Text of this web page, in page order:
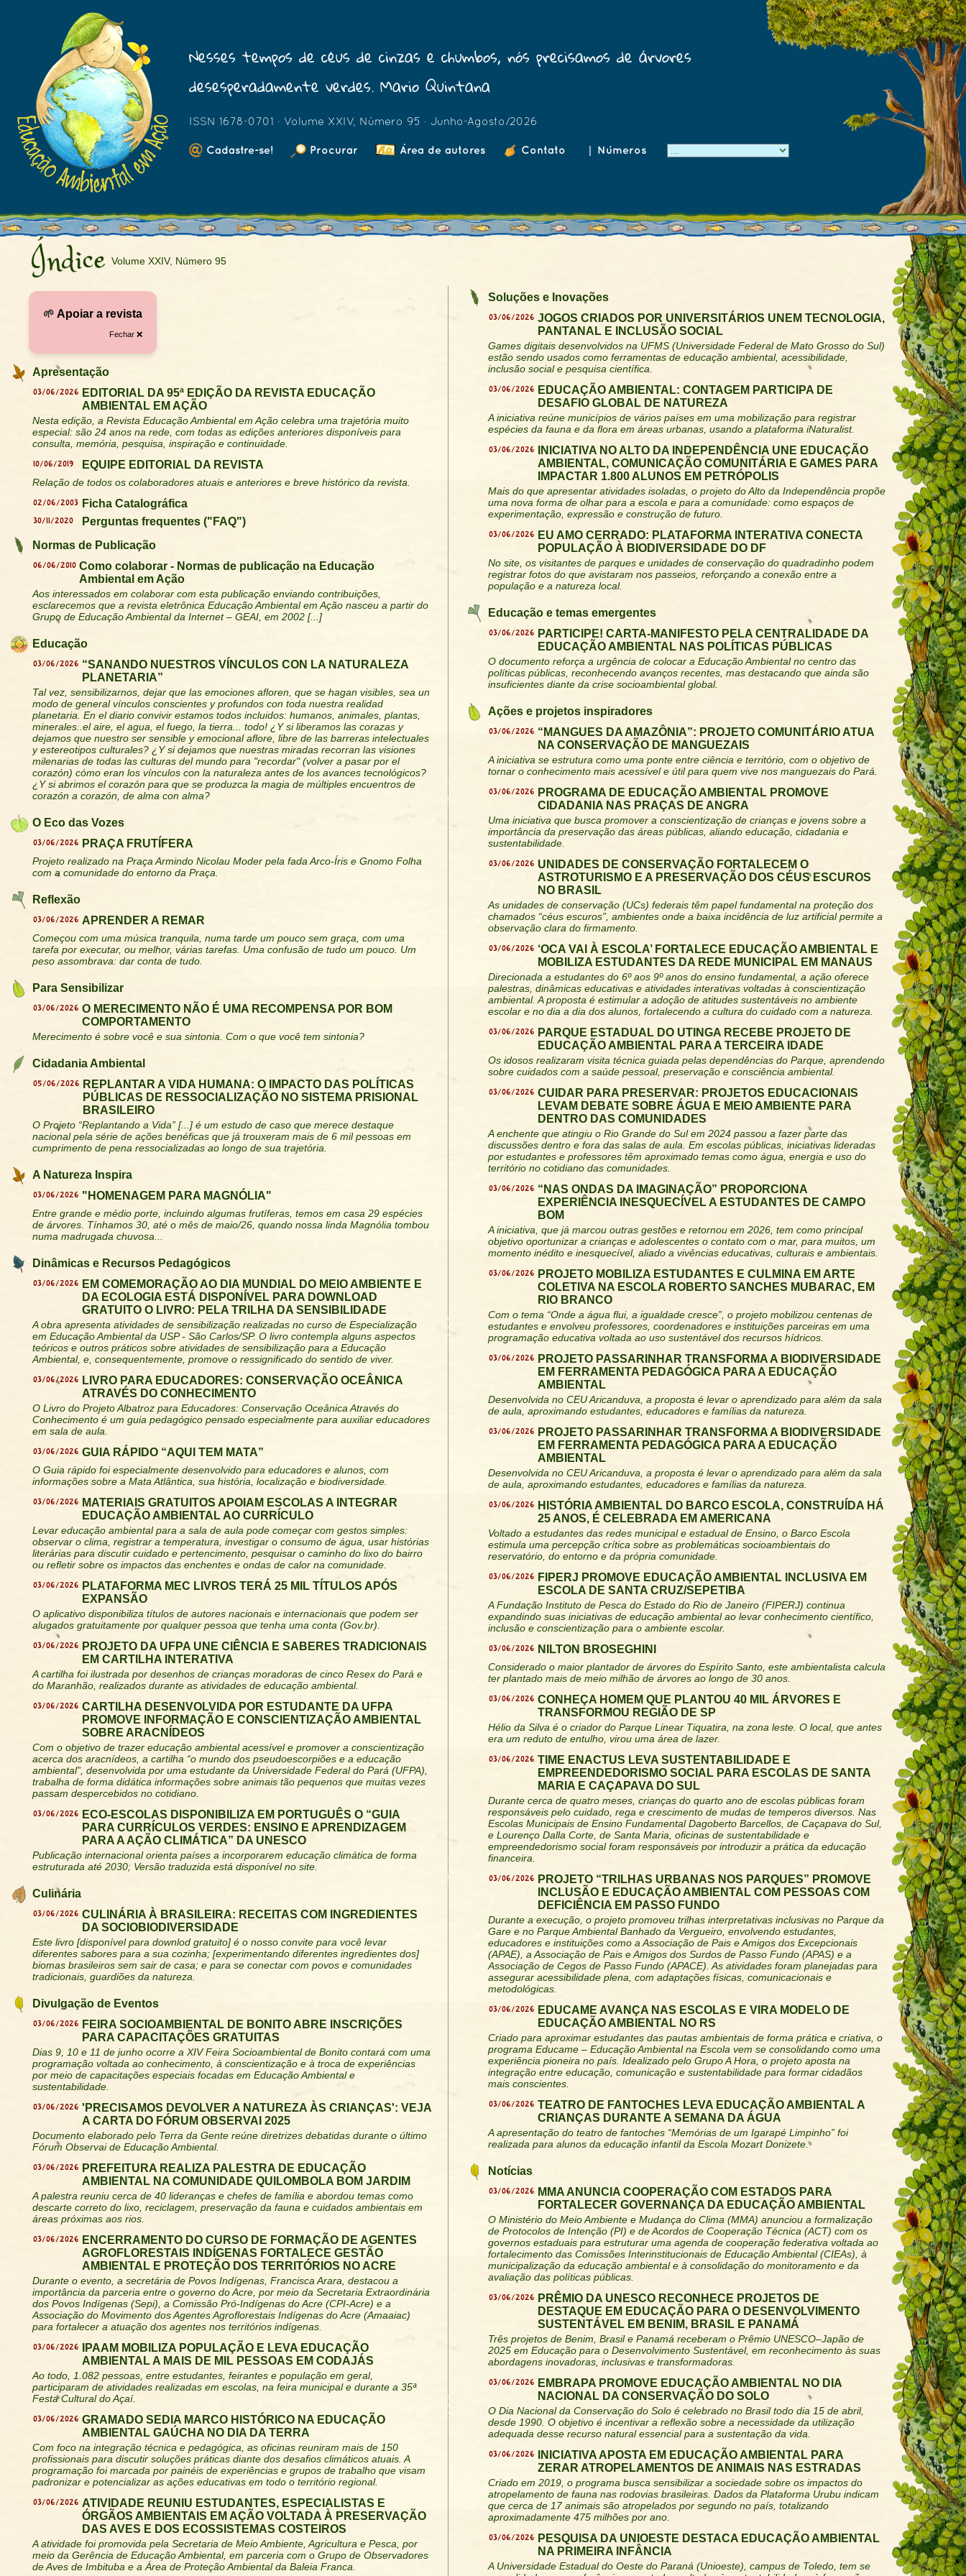
Nesses tempos de céus de cinzas e chumbos, nós precisamos de árvores
desesperadamente verdes. Mario Quintana
ISSN 1678-0701 · Volume XXIV, Número 95 · Junho-Agosto/2026
Cadastre-se! Procurar Área de autores Contato | Números
Índice Volume XXIV, Número 95
🌱 Apoiar a revista
Fechar ❌
Apresentação
03/06/2026 EDITORIAL DA 95ª EDIÇÃO DA REVISTA EDUCAÇÃO
AMBIENTAL EM AÇÃO
Nesta edição, a Revista Educação Ambiental em Ação celebra uma trajetória muito
especial: são 24 anos na rede, com todas as edições anteriores disponíveis para
consulta, memória, pesquisa, inspiração e continuidade.
10/06/2019 EQUIPE EDITORIAL DA REVISTA
Relação de todos os colaboradores atuais e anteriores e breve histórico da revista.
02/06/2003 Ficha Catalográfica
30/11/2020
Perguntas frequentes ("FAQ")
Normas de Publicação
06/06/2010 Como colaborar - Normas de publicação na Educação
Ambiental em Ação
Aos interessados em colaborar com esta publicação enviando contribuições,
esclarecemos que a revista eletrônica Educação Ambiental em Ação nasceu a partir do
Grupo de Educação Ambiental da Internet – GEAI, em 2002 [...]
Educação
03/06/2026 “SANANDO NUESTROS VÍNCULOS CON LA NATURALEZA
PLANETARIA”
Tal vez, sensibilizarnos, dejar que las emociones afloren, que se hagan visibles, sea un
modo de general vínculos conscientes y profundos con toda nuestra realidad
planetaria. En el diario convivir estamos todos incluidos: humanos, animales, plantas,
minerales..el aire, el agua, el fuego, la tierra... todo! ¿Y si liberamos las corazas y
dejamos que nuestro ser sensible y emocional aflore, libre de las barreras intelectuales
y estereotipos culturales? ¿Y si dejamos que nuestras miradas recorran las visiones
milenarias de todas las culturas del mundo para "recordar" (volver a pasar por el
corazón) cómo eran los vínculos con la naturaleza antes de los avances tecnológicos?
¿Y si abrimos el corazón para que se produzca la magia de múltiples encuentros de
corazón a corazón, de alma con alma?
O Eco das Vozes
03/06/2026 PRAÇA FRUTÍFERA
Projeto realizado na Praça Armindo Nicolau Moder pela fada Arco-Íris e Gnomo Folha
com a comunidade do entorno da Praça.
Reflexão
03/06/2026 APRENDER A REMAR
Começou com uma música tranquila, numa tarde um pouco sem graça, com uma
tarefa por executar, ou melhor, várias tarefas. Uma confusão de tudo um pouco. Um
peso assombrava: dar conta de tudo.
Para Sensibilizar
03/06/2026 O MERECIMENTO NÃO É UMA RECOMPENSA POR BOM
COMPORTAMENTO
Merecimento é sobre você e sua sintonia. Com o que você tem sintonia?
Cidadania Ambiental
05/06/2026 REPLANTAR A VIDA HUMANA: O IMPACTO DAS POLÍTICAS
PÚBLICAS DE RESSOCIALIZAÇÃO NO SISTEMA PRISIONAL
BRASILEIRO
O Projeto “Replantando a Vida” [...] é um estudo de caso que merece destaque
nacional pela série de ações benéficas que já trouxeram mais de 6 mil pessoas em
cumprimento de pena ressocializadas ao longo de sua trajetória.
A Natureza Inspira
03/06/2026 "HOMENAGEM PARA MAGNÓLIA"
Entre grande e médio porte, incluindo algumas frutíferas, temos em casa 29 espécies
de árvores. Tínhamos 30, até o mês de maio/26, quando nossa linda Magnólia tombou
numa madrugada chuvosa...
Dinâmicas e Recursos Pedagógicos
03/06/2026 EM COMEMORAÇÃO AO DIA MUNDIAL DO MEIO AMBIENTE E
DA ECOLOGIA ESTÁ DISPONÍVEL PARA DOWNLOAD
GRATUITO O LIVRO: PELA TRILHA DA SENSIBILIDADE
A obra apresenta atividades de sensibilização realizadas no curso de Especialização
em Educação Ambiental da USP - São Carlos/SP. O livro contempla alguns aspectos
teóricos e outros práticos sobre atividades de sensibilização para a Educação
Ambiental, e, consequentemente, promove o ressignificado do sentido de viver.
03/06/2026 LIVRO PARA EDUCADORES: CONSERVAÇÃO OCEÂNICA
ATRAVÉS DO CONHECIMENTO
O Livro do Projeto Albatroz para Educadores: Conservação Oceânica Através do
Conhecimento é um guia pedagógico pensado especialmente para auxiliar educadores
em sala de aula.
03/06/2026 GUIA RÁPIDO “AQUI TEM MATA”
O Guia rápido foi especialmente desenvolvido para educadores e alunos, com
informações sobre a Mata Atlântica, sua história, localização e biodiversidade.
03/06/2026 MATERIAIS GRATUITOS APOIAM ESCOLAS A INTEGRAR
EDUCAÇÃO AMBIENTAL AO CURRÍCULO
Levar educação ambiental para a sala de aula pode começar com gestos simples:
observar o clima, registrar a temperatura, investigar o consumo de água, usar histórias
literárias para discutir cuidado e pertencimento, pesquisar o caminho do lixo do bairro
ou refletir sobre os impactos das enchentes e ondas de calor na comunidade.
03/06/2026 PLATAFORMA MEC LIVROS TERÁ 25 MIL TÍTULOS APÓS
EXPANSÃO
O aplicativo disponibiliza títulos de autores nacionais e internacionais que podem ser
alugados gratuitamente por qualquer pessoa que tenha uma conta (Gov.br).
03/06/2026 PROJETO DA UFPA UNE CIÊNCIA E SABERES TRADICIONAIS
EM CARTILHA INTERATIVA
A cartilha foi ilustrada por desenhos de crianças moradoras de cinco Resex do Pará e
do Maranhão, realizados durante as atividades de educação ambiental.
03/06/2026 CARTILHA DESENVOLVIDA POR ESTUDANTE DA UFPA
PROMOVE INFORMAÇÃO E CONSCIENTIZAÇÃO AMBIENTAL
SOBRE ARACNÍDEOS
Com o objetivo de trazer educação ambiental acessível e promover a conscientização
acerca dos aracnídeos, a cartilha “o mundo dos pseudoescorpiões e a educação
ambiental”, desenvolvida por uma estudante da Universidade Federal do Pará (UFPA),
trabalha de forma didática informações sobre animais tão pequenos que muitas vezes
passam despercebidos no cotidiano.
03/06/2026 ECO-ESCOLAS DISPONIBILIZA EM PORTUGUÊS O “GUIA
PARA CURRÍCULOS VERDES: ENSINO E APRENDIZAGEM
PARA A AÇÃO CLIMÁTICA” DA UNESCO
Publicação internacional orienta países a incorporarem educação climática de forma
estruturada até 2030; Versão traduzida está disponível no site.
Culinária
03/06/2026 CULINÁRIA À BRASILEIRA: RECEITAS COM INGREDIENTES
DA SOCIOBIODIVERSIDADE
Este livro [disponível para downlod gratuito] é o nosso convite para você levar
diferentes sabores para a sua cozinha; [experimentando diferentes ingredientes dos]
biomas brasileiros sem sair de casa; e para se conectar com povos e comunidades
tradicionais, guardiões da natureza.
Divulgação de Eventos
03/06/2026 FEIRA SOCIOAMBIENTAL DE BONITO ABRE INSCRIÇÕES
PARA CAPACITAÇÕES GRATUITAS
Dias 9, 10 e 11 de junho ocorre a XIV Feira Socioambiental de Bonito contará com uma
programação voltada ao conhecimento, à conscientização e à troca de experiências
por meio de capacitações especiais focadas em Educação Ambiental e
sustentabilidade.
03/06/2026 'PRECISAMOS DEVOLVER A NATUREZA ÀS CRIANÇAS': VEJA
A CARTA DO FÓRUM OBSERVAI 2025
Documento elaborado pelo Terra da Gente reúne diretrizes debatidas durante o último
Fórum Observai de Educação Ambiental.
03/06/2026 PREFEITURA REALIZA PALESTRA DE EDUCAÇÃO
AMBIENTAL NA COMUNIDADE QUILOMBOLA BOM JARDIM
A palestra reuniu cerca de 40 lideranças e chefes de família e abordou temas como
descarte correto do lixo, reciclagem, preservação da fauna e cuidados ambientais em
áreas próximas aos rios.
03/06/2026 ENCERRAMENTO DO CURSO DE FORMAÇÃO DE AGENTES
AGROFLORESTAIS INDÍGENAS FORTALECE GESTÃO
AMBIENTAL E PROTEÇÃO DOS TERRITÓRIOS NO ACRE
Durante o evento, a secretária de Povos Indígenas, Francisca Arara, destacou a
importância da parceria entre o governo do Acre, por meio da Secretaria Extraordinária
dos Povos Indígenas (Sepi), a Comissão Pró-Indígenas do Acre (CPI-Acre) e a
Associação do Movimento dos Agentes Agroflorestais Indígenas do Acre (Amaaiac)
para fortalecer a atuação dos agentes nos territórios indígenas.
03/06/2026
IPAAM MOBILIZA POPULAÇÃO E LEVA EDUCAÇÃO
AMBIENTAL A MAIS DE MIL PESSOAS EM CODAJÁS
Ao todo, 1.082 pessoas, entre estudantes, feirantes e população em geral,
participaram de atividades realizadas em escolas, na feira municipal e durante a 35ª
Festa Cultural do Açaí.
03/06/2026 GRAMADO SEDIA MARCO HISTÓRICO NA EDUCAÇÃO
AMBIENTAL GAÚCHA NO DIA DA TERRA
Com foco na integração técnica e pedagógica, as oficinas reuniram mais de 150
profissionais para discutir soluções práticas diante dos desafios climáticos atuais. A
programação foi marcada por painéis de experiências e grupos de trabalho que visam
padronizar e potencializar as ações educativas em todo o território regional.
03/06/2026 ATIVIDADE REUNIU ESTUDANTES, ESPECIALISTAS E
ÓRGÃOS AMBIENTAIS EM AÇÃO VOLTADA À PRESERVAÇÃO
DAS AVES E DOS ECOSSISTEMAS COSTEIROS
A atividade foi promovida pela Secretaria de Meio Ambiente, Agricultura e Pesca, por
meio da Gerência de Educação Ambiental, em parceria com o Grupo de Observadores
de Aves de Imbituba e a Área de Proteção Ambiental da Baleia Franca.
Soluções e Inovações
03/06/2026 JOGOS CRIADOS POR UNIVERSITÁRIOS UNEM TECNOLOGIA,
PANTANAL E INCLUSÃO SOCIAL
Games digitais desenvolvidos na UFMS (Universidade Federal de Mato Grosso do Sul)
estão sendo usados como ferramentas de educação ambiental, acessibilidade,
inclusão social e pesquisa científica.
03/06/2026 EDUCAÇÃO AMBIENTAL: CONTAGEM PARTICIPA DE
DESAFIO GLOBAL DE NATUREZA
A iniciativa reúne municípios de vários países em uma mobilização para registrar
espécies da fauna e da flora em áreas urbanas, usando a plataforma iNaturalist.
03/06/2026
INICIATIVA NO ALTO DA INDEPENDÊNCIA UNE EDUCAÇÃO
AMBIENTAL, COMUNICAÇÃO COMUNITÁRIA E GAMES PARA
IMPACTAR 1.800 ALUNOS EM PETRÓPOLIS
Mais do que apresentar atividades isoladas, o projeto do Alto da Independência propõe
uma nova forma de olhar para a escola e para a comunidade: como espaços de
experimentação, expressão e construção de futuro.
03/06/2026 EU AMO CERRADO: PLATAFORMA INTERATIVA CONECTA
POPULAÇÃO À BIODIVERSIDADE DO DF
No site, os visitantes de parques e unidades de conservação do quadradinho podem
registrar fotos do que avistaram nos passeios, reforçando a conexão entre a
população e a natureza local.
Educação e temas emergentes
03/06/2026 PARTICIPE! CARTA-MANIFESTO PELA CENTRALIDADE DA
EDUCAÇÃO AMBIENTAL NAS POLÍTICAS PÚBLICAS
O documento reforça a urgência de colocar a Educação Ambiental no centro das
políticas públicas, reconhecendo avanços recentes, mas destacando que ainda são
insuficientes diante da crise socioambiental global.
Ações e projetos inspiradores
03/06/2026 “MANGUES DA AMAZÔNIA”: PROJETO COMUNITÁRIO ATUA
NA CONSERVAÇÃO DE MANGUEZAIS
A iniciativa se estrutura como uma ponte entre ciência e território, com o objetivo de
tornar o conhecimento mais acessível e útil para quem vive nos manguezais do Pará.
03/06/2026 PROGRAMA DE EDUCAÇÃO AMBIENTAL PROMOVE
CIDADANIA NAS PRAÇAS DE ANGRA
Uma iniciativa que busca promover a conscientização de crianças e jovens sobre a
importância da preservação das áreas públicas, aliando educação, cidadania e
sustentabilidade.
03/06/2026 UNIDADES DE CONSERVAÇÃO FORTALECEM O
ASTROTURISMO E A PRESERVAÇÃO DOS CÉUS ESCUROS
NO BRASIL
As unidades de conservação (UCs) federais têm papel fundamental na proteção dos
chamados “céus escuros”, ambientes onde a baixa incidência de luz artificial permite a
observação clara do firmamento.
03/06/2026 ‘OCA VAI À ESCOLA’ FORTALECE EDUCAÇÃO AMBIENTAL E
MOBILIZA ESTUDANTES DA REDE MUNICIPAL EM MANAUS
Direcionada a estudantes do 6º aos 9º anos do ensino fundamental, a ação oferece
palestras, dinâmicas educativas e atividades interativas voltadas à conscientização
ambiental. A proposta é estimular a adoção de atitudes sustentáveis no ambiente
escolar e no dia a dia dos alunos, fortalecendo a cultura do cuidado com a natureza.
03/06/2026 PARQUE ESTADUAL DO UTINGA RECEBE PROJETO DE
EDUCAÇÃO AMBIENTAL PARA A TERCEIRA IDADE
Os idosos realizaram visita técnica guiada pelas dependências do Parque, aprendendo
sobre cuidados com a saúde pessoal, preservação e consciência ambiental.
03/06/2026 CUIDAR PARA PRESERVAR: PROJETOS EDUCACIONAIS
LEVAM DEBATE SOBRE ÁGUA E MEIO AMBIENTE PARA
DENTRO DAS COMUNIDADES
A enchente que atingiu o Rio Grande do Sul em 2024 passou a fazer parte das
discussões dentro e fora das salas de aula. Em escolas públicas, iniciativas lideradas
por estudantes e professores têm aproximado temas como água, energia e uso do
território no cotidiano das comunidades.
03/06/2026 “NAS ONDAS DA IMAGINAÇÃO” PROPORCIONA
EXPERIÊNCIA INESQUECÍVEL A ESTUDANTES DE CAMPO
BOM
A iniciativa, que já marcou outras gestões e retornou em 2026, tem como principal
objetivo oportunizar a crianças e adolescentes o contato com o mar, para muitos, um
momento inédito e inesquecível, aliado a vivências educativas, culturais e ambientais.
03/06/2026 PROJETO MOBILIZA ESTUDANTES E CULMINA EM ARTE
COLETIVA NA ESCOLA ROBERTO SANCHES MUBARAC, EM
RIO BRANCO
Com o tema “Onde a água flui, a igualdade cresce”, o projeto mobilizou centenas de
estudantes e envolveu professores, coordenadores e instituições parceiras em uma
programação educativa voltada ao uso sustentável dos recursos hídricos.
03/06/2026 PROJETO PASSARINHAR TRANSFORMA A BIODIVERSIDADE
EM FERRAMENTA PEDAGÓGICA PARA A EDUCAÇÃO
AMBIENTAL
Desenvolvida no CEU Aricanduva, a proposta é levar o aprendizado para além da sala
de aula, aproximando estudantes, educadores e famílias da natureza.
03/06/2026 PROJETO PASSARINHAR TRANSFORMA A BIODIVERSIDADE
EM FERRAMENTA PEDAGÓGICA PARA A EDUCAÇÃO
AMBIENTAL
Desenvolvida no CEU Aricanduva, a proposta é levar o aprendizado para além da sala
de aula, aproximando estudantes, educadores e famílias da natureza.
03/06/2026 HISTÓRIA AMBIENTAL DO BARCO ESCOLA, CONSTRUÍDA HÁ
25 ANOS, É CELEBRADA EM AMERICANA
Voltado a estudantes das redes municipal e estadual de Ensino, o Barco Escola
estimula uma percepção crítica sobre as problemáticas socioambientais do
reservatório, do entorno e da própria comunidade.
03/06/2026 FIPERJ PROMOVE EDUCAÇÃO AMBIENTAL INCLUSIVA EM
ESCOLA DE SANTA CRUZ/SEPETIBA
A Fundação Instituto de Pesca do Estado do Rio de Janeiro (FIPERJ) continua
expandindo suas iniciativas de educação ambiental ao levar conhecimento científico,
inclusão e conscientização para o ambiente escolar.
03/06/2026 NILTON BROSEGHINI
Considerado o maior plantador de árvores do Espírito Santo, este ambientalista calcula
ter plantado mais de meio milhão de árvores ao longo de 30 anos.
03/06/2026 CONHEÇA HOMEM QUE PLANTOU 40 MIL ÁRVORES E
TRANSFORMOU REGIÃO DE SP
Hélio da Silva é o criador do Parque Linear Tiquatira, na zona leste. O local, que antes
era um reduto de entulho, virou uma área de lazer.
03/06/2026 TIME ENACTUS LEVA SUSTENTABILIDADE E
EMPREENDEDORISMO SOCIAL PARA ESCOLAS DE SANTA
MARIA E CAÇAPAVA DO SUL
Durante cerca de quatro meses, crianças do quarto ano de escolas públicas foram
responsáveis pelo cuidado, rega e crescimento de mudas de temperos diversos. Nas
Escolas Municipais de Ensino Fundamental Dagoberto Barcellos, de Caçapava do Sul,
e Lourenço Dalla Corte, de Santa Maria, oficinas de sustentabilidade e
empreendedorismo social foram responsáveis por introduzir a prática da educação
financeira.
03/06/2026 PROJETO “TRILHAS URBANAS NOS PARQUES” PROMOVE
INCLUSÃO E EDUCAÇÃO AMBIENTAL COM PESSOAS COM
DEFICIÊNCIA EM PASSO FUNDO
Durante a execução, o projeto promoveu trilhas interpretativas inclusivas no Parque da
Gare e no Parque Ambiental Banhado da Vergueiro, envolvendo estudantes,
educadores e instituições como a Associação de Pais e Amigos dos Excepcionais
(APAE), a Associação de Pais e Amigos dos Surdos de Passo Fundo (APAS) e a
Associação de Cegos de Passo Fundo (APACE). As atividades foram planejadas para
assegurar acessibilidade plena, com adaptações físicas, comunicacionais e
metodológicas.
03/06/2026 EDUCAME AVANÇA NAS ESCOLAS E VIRA MODELO DE
EDUCAÇÃO AMBIENTAL NO RS
Criado para aproximar estudantes das pautas ambientais de forma prática e criativa, o
programa Educame – Educação Ambiental na Escola vem se consolidando como uma
experiência pioneira no país. Idealizado pelo Grupo A Hora, o projeto aposta na
integração entre educação, comunicação e sustentabilidade para formar cidadãos
mais conscientes.
03/06/2026 TEATRO DE FANTOCHES LEVA EDUCAÇÃO AMBIENTAL A
CRIANÇAS DURANTE A SEMANA DA ÁGUA
A apresentação do teatro de fantoches “Memórias de um Igarapé Limpinho” foi
realizada para alunos da educação infantil da Escola Mozart Donizete.
Notícias
03/06/2026 MMA ANUNCIA COOPERAÇÃO COM ESTADOS PARA
FORTALECER GOVERNANÇA DA EDUCAÇÃO AMBIENTAL
O Ministério do Meio Ambiente e Mudança do Clima (MMA) anunciou a formalização
de Protocolos de Intenção (PI) e de Acordos de Cooperação Técnica (ACT) com os
governos estaduais para estruturar uma agenda de cooperação federativa voltada ao
fortalecimento das Comissões Interinstitucionais de Educação Ambiental (CIEAs), à
municipalização da educação ambiental e à consolidação do monitoramento e da
avaliação das políticas públicas.
03/06/2026 PRÊMIO DA UNESCO RECONHECE PROJETOS DE
DESTAQUE EM EDUCAÇÃO PARA O DESENVOLVIMENTO
SUSTENTÁVEL EM BENIM, BRASIL E PANAMÁ
Três projetos de Benim, Brasil e Panamá receberam o Prêmio UNESCO–Japão de
2025 em Educação para o Desenvolvimento Sustentável, em reconhecimento às suas
abordagens inovadoras, inclusivas e transformadoras.
03/06/2026 EMBRAPA PROMOVE EDUCAÇÃO AMBIENTAL NO DIA
NACIONAL DA CONSERVAÇÃO DO SOLO
O Dia Nacional da Conservação do Solo é celebrado no Brasil todo dia 15 de abril,
desde 1990. O objetivo é incentivar a reflexão sobre a necessidade da utilização
adequada desse recurso natural essencial para a sustentação da vida.
03/06/2026
INICIATIVA APOSTA EM EDUCAÇÃO AMBIENTAL PARA
ZERAR ATROPELAMENTOS DE ANIMAIS NAS ESTRADAS
Criado em 2019, o programa busca sensibilizar a sociedade sobre os impactos do
atropelamento de fauna nas rodovias brasileiras. Dados da Plataforma Urubu indicam
que cerca de 17 animais são atropelados por segundo no país, totalizando
aproximadamente 475 milhões por ano.
03/06/2026 PESQUISA DA UNIOESTE DESTACA EDUCAÇÃO AMBIENTAL
NA PRIMEIRA INFÂNCIA
A Universidade Estadual do Oeste do Paraná (Unioeste), campus de Toledo, tem se